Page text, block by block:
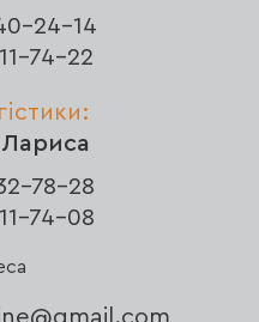
24-14
74-22
Лариса
78-28
74-08